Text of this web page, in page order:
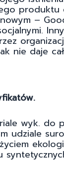
produktu
–
nie daje
wyk. do
udziale